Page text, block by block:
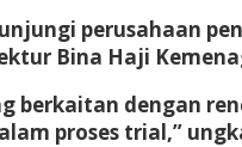
perusahaan
Bina Haji
berkaitan dengan
proses trial,”